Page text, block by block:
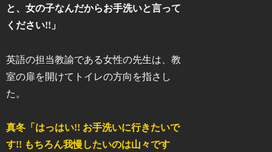
と、女の子なんだからお手洗いと言って
ください!!」
英語の担当教諭である女性の先生は、教
室の扉を開けてトイレの方向を指さし
た。
真冬「はっはい!! お手洗いに行きたいで
す!! もちろん我慢したいのは山々です